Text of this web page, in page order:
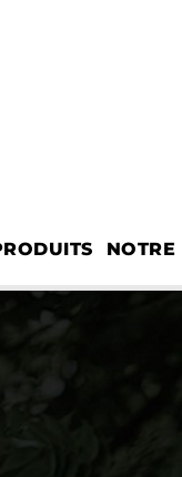
NOTRE